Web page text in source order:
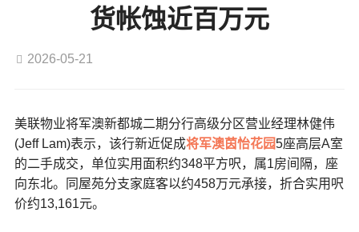
货帐蚀近百万元
2026-05-21
美联物业将军澳新都城二期分行高级分区营业经理林健伟
(Jeff Lam)表示，该行新近促成将军澳茵怡花园5座高层A室
的二手成交，单位实用面积约348平方呎，属1房间隔，座
向东北。同屋苑分支家庭客以约458万元承接，折合实用呎
价约13,161元。